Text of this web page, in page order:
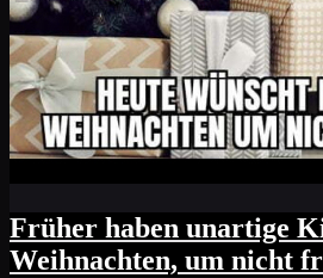
Früher haben unartige
Weihnachten, um nicht